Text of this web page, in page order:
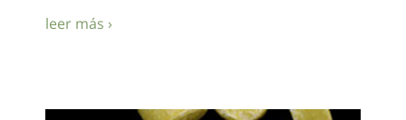
leer más ›